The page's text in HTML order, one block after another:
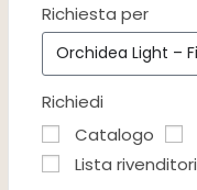
Richiesta per
Richiedi
Catalogo
Lista rivenditori